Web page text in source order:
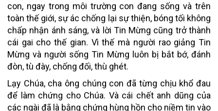
con, ngay trong môi trường con đang sống và trên
toàn thế giới, sự ác chống lại sự thiện, bóng tối không
chấp nhận ánh sáng, và lời Tin Mừng cũng trở thành
cái gai cho thế gian. Vì thế mà người rao giảng Tin
Mừng và người sống Tin Mừng luôn bị bắt bớ, đánh
đòn, tù đày, chống đối, thù ghét.
Lạy Chúa, cha ông chúng con đã từng chịu khổ đau
để làm chứng cho Chúa. Và cái chết anh dũng của
các ngài đã là bằng chứng hùng hồn cho niềm tin vào